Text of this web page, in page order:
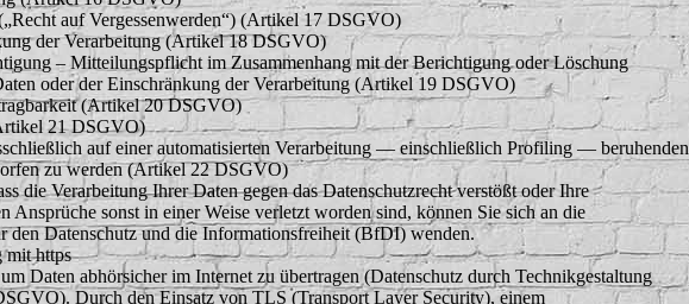
auf Vergessenwerden“) (Artikel 17 DSGVO)
der Verarbeitung (Artikel 18 DSGVO)
– Mitteilungspflicht im Zusammenhang mit der Berichtigung oder Löschung
oder der Einschränkung der Verarbeitung (Artikel 19 DSGVO)
(Artikel 20 DSGVO)
21 DSGVO)
auf einer automatisierten Verarbeitung — einschließlich Profiling — beruhenden
zu werden (Artikel 22 DSGVO)
die Verarbeitung Ihrer Daten gegen das Datenschutzrecht verstößt oder Ihre
Ansprüche sonst in einer Weise verletzt worden sind, können Sie sich an die
den Datenschutz und die Informationsfreiheit (BfDI) wenden.
mit https
Daten abhörsicher im Internet zu übertragen (Datenschutz durch Technikgestaltung
Durch den Einsatz von TLS (Transport Layer Security), einem